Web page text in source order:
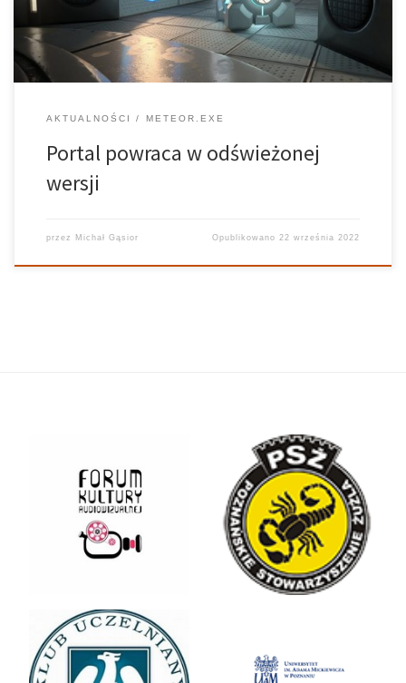
AKTUALNOŚCI METEOR.EXE
Portal powraca w odświeżonej
wersji
przez Michał Gąsior Opublikowano 22 września 2022